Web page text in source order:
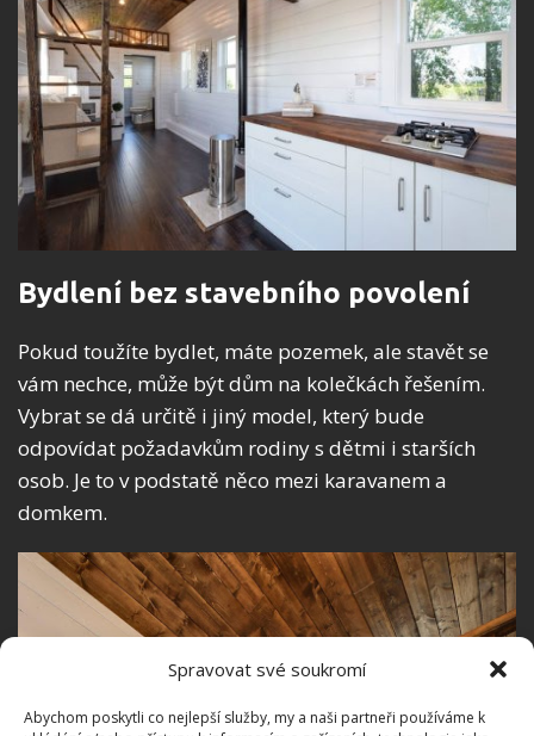
Spravovat své soukromí
Abychom poskytli co nejlepší služby, my a naši partneři používáme k
Bydlení bez stavebního povolení
Pokud toužíte bydlet, máte pozemek, ale stavět se
vám nechce, může být dům na kolečkách řešením.
Vybrat se dá určitě i jiný model, který bude
odpovídat požadavkům rodiny s dětmi i starších
osob. Je to v podstatě něco mezi karavanem a
domkem.